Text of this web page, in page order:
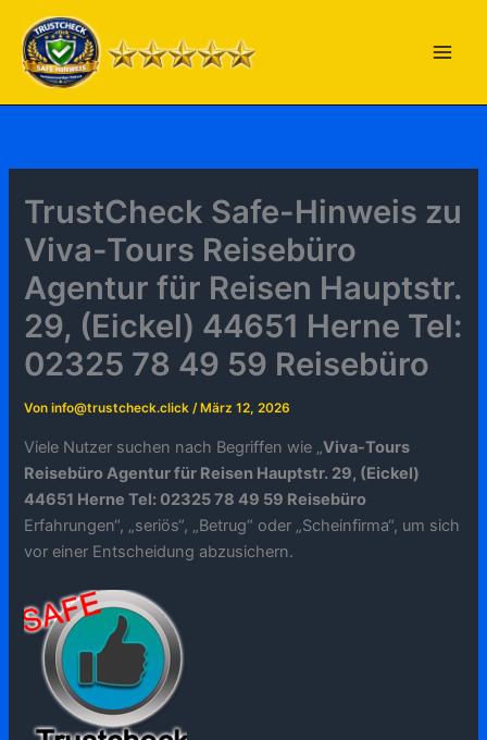
Inhalt
springen
TrustCheck Safe-Hinweis zu
Viva-Tours Reisebüro
Agentur für Reisen Hauptstr.
29, (Eickel) 44651 Herne Tel:
02325 78 49 59 Reisebüro
Voninfo@trustcheck.click/ März 12, 2026
Viele Nutzer suchen nach Begriffen wie „Viva-Tours
Reisebüro Agentur für Reisen Hauptstr. 29, (Eickel)
44651 Herne Tel: 02325 78 49 59 Reisebüro
Erfahrungen“, „seriös“, „Betrug“ oder „Scheinfirma“, um sich
vor einer Entscheidung abzusichern.